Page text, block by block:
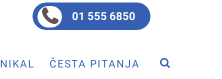
01 555 6850
NIKAL ČESTA PITANJA